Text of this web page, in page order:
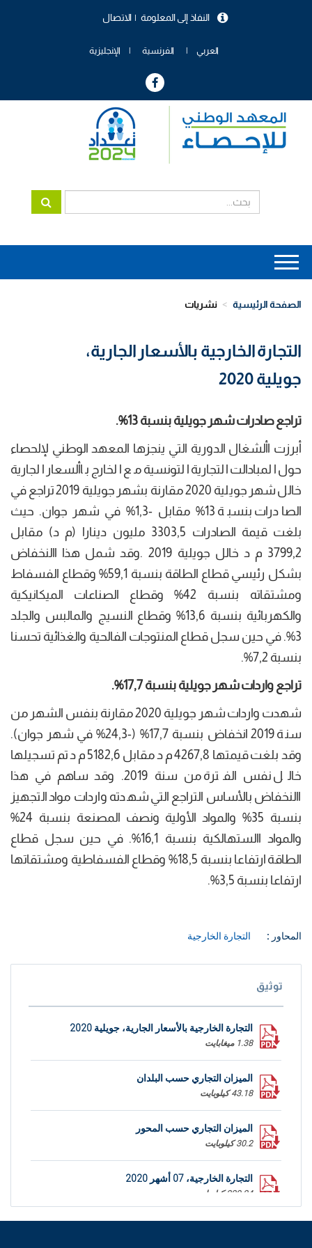
الاتصال النفاذ إلى المعلومة
العربي الفرنسية الإنجليزية
Main
navigation
الصفحة الرئيسية نشريات
التجارة الخارجية بالأسعار الجارية،
جويلية 2020
تراجع صادرات شهر جويلية بنسبة 13%.
أبرزت األشغال الدورية التي ينجزها المعهد الوطني لإلحصاء
حول المبادالت التجارية التونسية مع الخارج باألسعار الجارية
خالل شهر جويلية 2020 مقارنة بشهر جويلية 2019 تراجع في
الصادرات بنسبة 13% مقابل -1,3% في شهر جوان. حيث
بلغت قيمة الصادرات 3303,5 مليون دينارا (م د) مقابل
3799,2 م د خالل جويلية 2019 .وقد شمل هذا االنخفاض
بشكل رئيسي قطاع الطاقة بنسبة 59,1% وقطاع الفسفاط
ومشتقاته بنسبة 42% وقطاع الصناعات الميكانيكية
والكهربائية بنسبة 13,6% وقطاع النسيج والمالبس والجلد
3%. في حين سجل قطاع المنتوجات الفالحية والغذائية تحسنا
بنسبة 7,2%.
تراجع واردات شهر جويلية بنسبة 17,7%.
شهدت واردات شهر جويلية 2020 مقارنة بنفس الشهر من
سنة 2019 انخفاض بنسبة 17,7% (-24,3% في شهر جوان).
وقد بلغت قيمتها 4267,8 م د مقابل 5182,6 م د تم تسجيلها
خالل نفس الفترة من سنة 2019. وقد ساهم في هذا
االنخفاض بالأساس التراجع التي شهدته واردات مواد التجهيز
بنسبة 35% والمواد الأولية ونصف المصنعة بنسبة 24%
والمواد االستهالكية بنسبة 16,1%. في حين سجل قطاع
الطاقة ارتفاعا بنسبة 18,5% وقطاع الفسفاطية ومشتقاتها
ارتفاعا بنسبة 3,5%.
المحاور : التجارة الخارجية
توثيق
التجارة الخارجية بالأسعار الجارية، جويلية 2020
1.38 ميغابايت
الميزان التجاري حسب البلدان
43.18 كيلوبايت
الميزان التجاري حسب المحور
30.2 كيلوبايت
التجارة الخارجية، 07 أشهر 2020
229.24 كيلوبايت